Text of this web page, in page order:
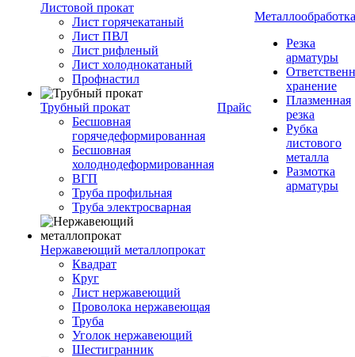
Листовой прокат
Лист горячекатаный
Лист ПВЛ
Лист рифленый
Лист холоднокатаный
Профнастил
Трубный прокат
Бесшовная
горячедеформированная
Бесшовная
холоднодеформированная
ВГП
Труба профильная
Труба электросварная
Нержавеющий металлопрокат
Квадрат
Круг
Лист нержавеющий
Проволока нержавеющая
Труба
Уголок нержавеющий
Шестигранник
Прайс
Металлообработка
Резка
арматуры
хранение
Плазменная
резка
Рубка
листового
металла
Размотка
арматуры